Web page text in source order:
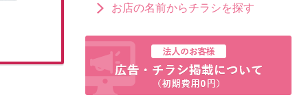
8月1日販売開始
お店の名前からチラシを探す